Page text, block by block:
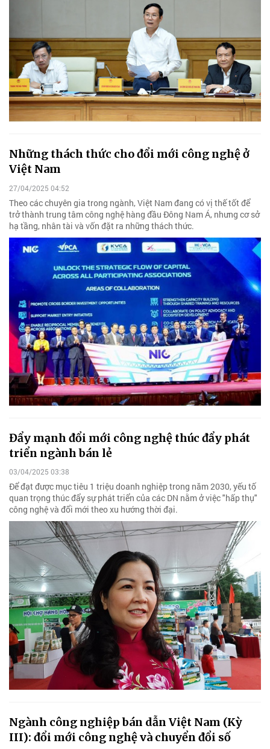
Những thách thức cho đổi mới công nghệ ở
Việt Nam
27/04/2025 04:52
Theo các chuyên gia trong ngành, Việt Nam đang có vị thế tốt để
trở thành trung tâm công nghệ hàng đầu Đông Nam Á, nhưng cơ sở
hạ tầng, nhân tài và vốn đặt ra những thách thức.
Đẩy mạnh đổi mới công nghệ thúc đẩy phát
triển ngành bán lẻ
03/04/2025 03:38
Để đạt được mục tiêu 1 triệu doanh nghiệp trong năm 2030, yếu tố
quan trọng thúc đẩy sự phát triển của các DN nằm ở việc "hấp thụ"
công nghệ và đổi mới theo xu hướng thời đại.
Ngành công nghiệp bán dẫn Việt Nam (Kỳ
III): đổi mới công nghệ và chuyển đổi số